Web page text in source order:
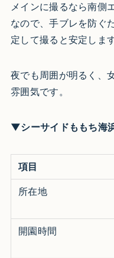
メインに撮るなら南側
なので、手ブレを防ぐ
定して撮ると安定します
夜でも周囲が明るく、
雰囲気です。
▼シーサイドももち海
項目
所在地
開園時間